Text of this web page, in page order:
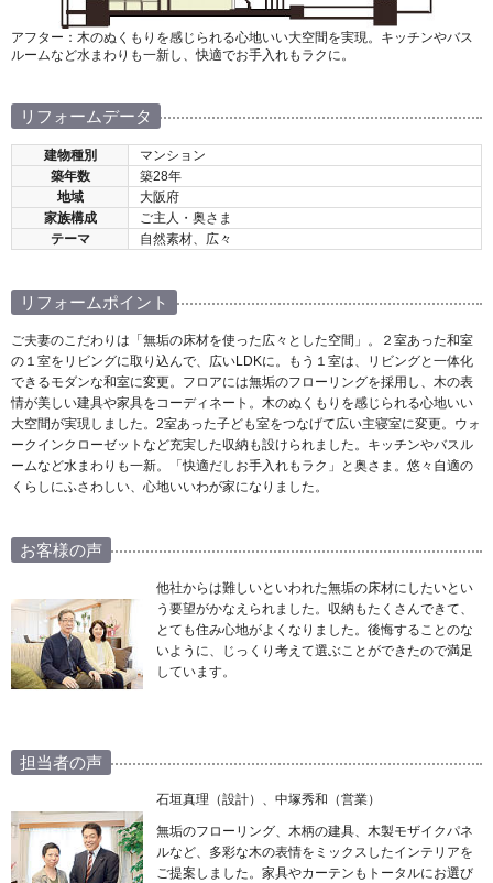
アフター：木のぬくもりを感じられる心地いい大空間を実現。キッチンやバス
ルームなど水まわりも一新し、快適でお手入れもラクに。
リフォームデータ
建物種別
マンション
築年数
築28年
地域
大阪府
家族構成
ご主人・奥さま
テーマ
自然素材、広々
リフォームポイント
ご夫妻のこだわりは「無垢の床材を使った広々とした空間」。２室あった和室
の１室をリビングに取り込んで、広いLDKに。もう１室は、リビングと一体化
できるモダンな和室に変更。フロアには無垢のフローリングを採用し、木の表
情が美しい建具や家具をコーディネート。木のぬくもりを感じられる心地いい
大空間が実現しました。2室あった子ども室をつなげて広い主寝室に変更。ウォ
ークインクローゼットなど充実した収納も設けられました。キッチンやバスル
ームなど水まわりも一新。「快適だしお手入れもラク」と奥さま。悠々自適の
くらしにふさわしい、心地いいわが家になりました。
お客様の声
他社からは難しいといわれた無垢の床材にしたいとい
う要望がかなえられました。収納もたくさんできて、
とても住み心地がよくなりました。後悔することのな
いように、じっくり考えて選ぶことができたので満足
しています。
担当者の声
石垣真理（設計）、中塚秀和（営業）
無垢のフローリング、木柄の建具、木製モザイクパネ
ルなど、多彩な木の表情をミックスしたインテリアを
ご提案しました。家具やカーテンもトータルにお選び